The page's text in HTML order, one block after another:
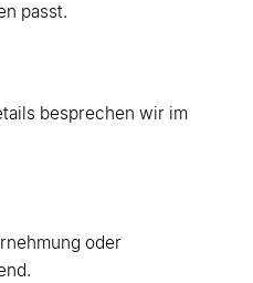
passt.
besprechen wir im
oder